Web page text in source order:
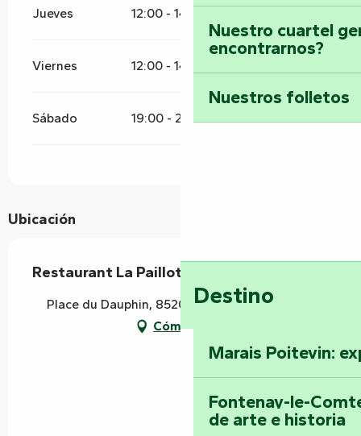
Nuestro cuartel
encontrarnos?
Nuestros folletos
Destino
Marais Poitevin:
Fontenay-le-
de arte e historia
Jueves 12:00 - 14:30
Viernes 12:00 - 14:30
Sábado 19:00 - 23:00
Ubicación
Restaurant La Paillotte
Place du Dauphin, 85200 Fontenay-le-Comte
Cómo llegar